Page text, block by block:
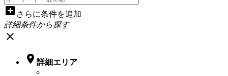
add_box さらに条件を追加
詳細条件から探す
close
 詳細エリア